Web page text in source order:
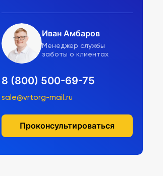
Иван Амбаров
Менеджер службы
заботы о клиентах
8 (800) 500-69-75
sale@vrtorg-mail.ru
Проконсультироваться